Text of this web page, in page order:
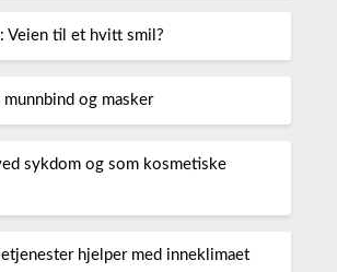
Veien til et hvitt smil?
og masker
sykdom og som kosmetiske
hjelper med inneklimaet